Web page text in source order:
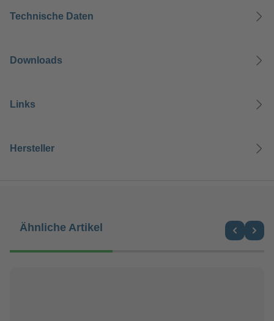
Technische Daten
Downloads
Links
Hersteller
Ähnliche Artikel